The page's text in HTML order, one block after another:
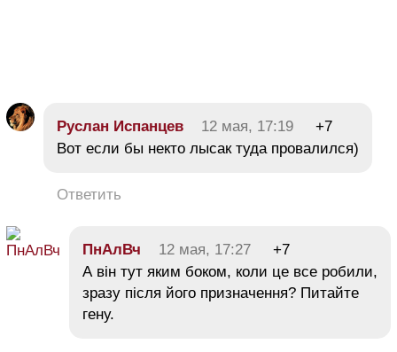
Руслан Испанцев 12 мая, 17:19
+7
Вот если бы некто лысак туда провалился)
Ответить
ПнАлВч 12 мая, 17:27
+7
А він тут яким боком, коли це все робили,
зразу після його призначення? Питайте
гену.